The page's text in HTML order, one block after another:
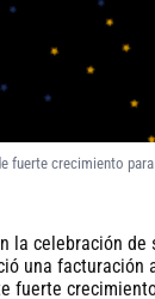
fuerte crecimiento
la celebración de
una facturación
fuerte